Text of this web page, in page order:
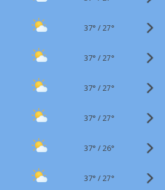
37° /27°
37° /27°
37° /27°
37° /27°
37° /26°
37° /27°